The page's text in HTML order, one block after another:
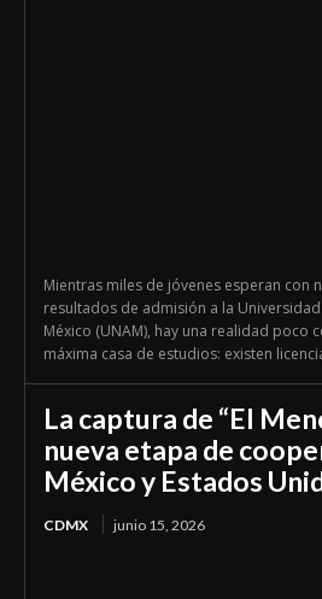
Mientras miles de jóvenes esperan con
resultados de admisión a la
México (UNAM), hay una realidad poco
máxima casa de estudios: existen
La captura de “El
nueva etapa de
México y Estados
CDMX junio 15, 2026